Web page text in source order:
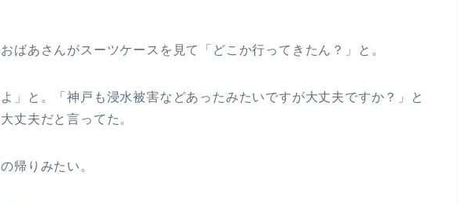
ばあさんがスーツケースを見て「どこか行ってきたん？」と。
よ」と。「神戸も浸水被害などあったみたいですが大丈夫ですか？」と
丈夫だと言ってた。
帰りみたい。